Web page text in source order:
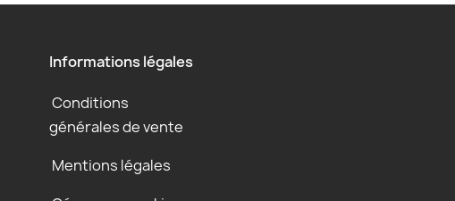
Informations légales
Conditions
générales de vente
Mentions légales